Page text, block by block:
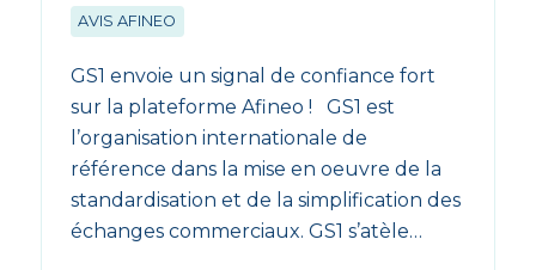
AVIS AFINEO
GS1 envoie un signal de confiance fort
sur la plateforme Afineo ! GS1 est
l’organisation internationale de
référence dans la mise en oeuvre de la
standardisation et de la simplification des
échanges commerciaux. GS1 s’atèle…